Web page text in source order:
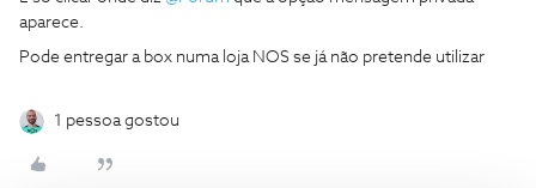
aparece.
Pode entregar a box numa loja NOS se já não pretende utilizar
1 pessoa gostou